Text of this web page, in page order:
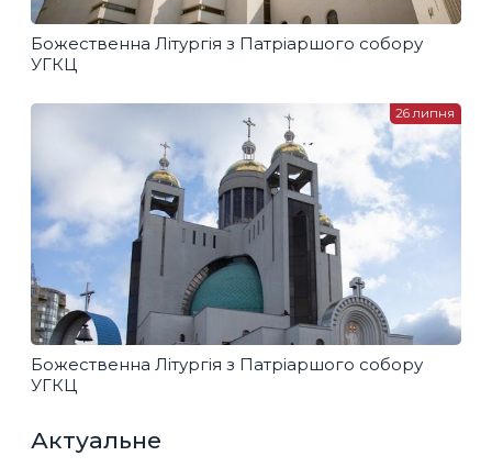
Божественна Літургія з Патріаршого собору
УГКЦ
Божественна Літургія з Патріаршого собору
УГКЦ
26 липня
Актуальне